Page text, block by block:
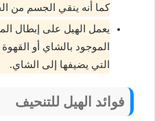
كما أنه ينقي الجسم من
يعمل الهيل على إبطال
الموجود بالشاي أو القهوة
التي يضيفها إلى الشاي.
فوائد الهيل للتنحيف